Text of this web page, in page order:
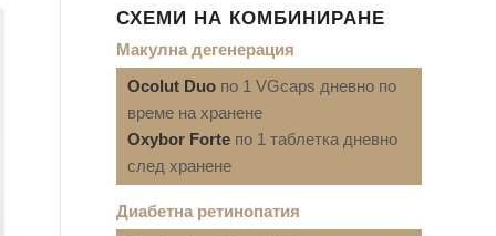
СХЕМИ НА КОМБИНИРАНЕ
Макулна дегенерация
Ocolut Duo по 1 VGcaps дневно по
време на хранене
Oxybor Forte по 1 таблетка дневно
след хранене
Диабетна ретинопатия